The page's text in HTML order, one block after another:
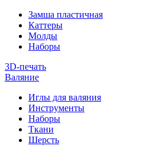
Замша пластичная
Каттеры
Молды
Наборы
3D-печать
Валяние
Иглы для валяния
Инструменты
Наборы
Ткани
Шерсть